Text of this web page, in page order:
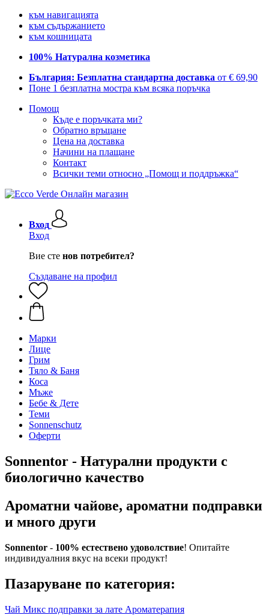
към навигацията
към съдържанието
към кошницата
100% Натурална козметика
България: Безплатна стандартна доставка от € 69,90
Поне 1 безплатна мостра към всяка поръчка
Помощ
Къде е поръчката ми?
Обратно връщане
Цена на доставка
Начини на плащане
Контакт
Всички теми относно „Помощ и поддръжка“
Вход
Вход
Вие сте нов потребител?
Създаване на профил
Марки
Лице
Грим
Тяло & Баня
Коса
Мъже
Бебе & Дете
Теми
Sonnenschutz
Оферти
Sonnentor - Натурални продукти с
биологично качество
Ароматни чайове, ароматни подправки
и много други
Sonnentor - 100% естествено удоволствие! Опитайте
индивидуалния вкус на всеки продукт!
Пазаруване по категория:
Чай Микс подправки за лате Ароматерапия